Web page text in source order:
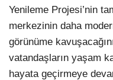
Yenileme Projesi’nin
merkezinin daha
görünüme
vatandaşların yaşam
hayata geçirmeye